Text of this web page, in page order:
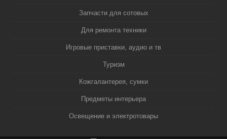
Запчасти для сотовых
Для ремонта техники
Игровые приставки, аудио и тв
Туризм
Кожгалантерея, сумки
Предметы интерьера
Освещение и электротовары